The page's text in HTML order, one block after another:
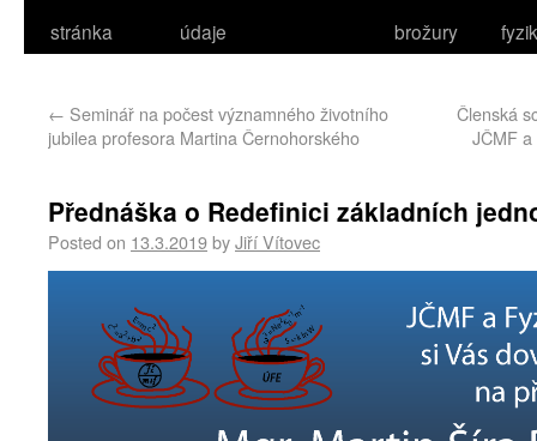
stránka
údaje
brožury
← Seminář na počest významného životního
jubilea profesora Martina Černohorského
Členská
JČMF
Přednáška o Redefinici základních
Posted on 13.3.2019byJiří Vítovec